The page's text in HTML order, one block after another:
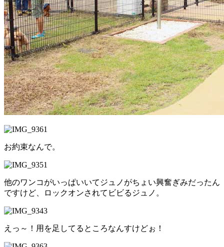
お約束なんで。
他のワンコがいっぱいいてジュノがちょい興奮ぎみだったん
ですけど、ロックオンされてビビるジュノ。
えっ～！用を足してるところなんすけどぉ！